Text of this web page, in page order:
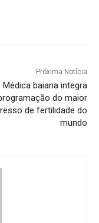
Próxima Notícia
Médica baiana integra
do maior
de fertilidade do
mundo